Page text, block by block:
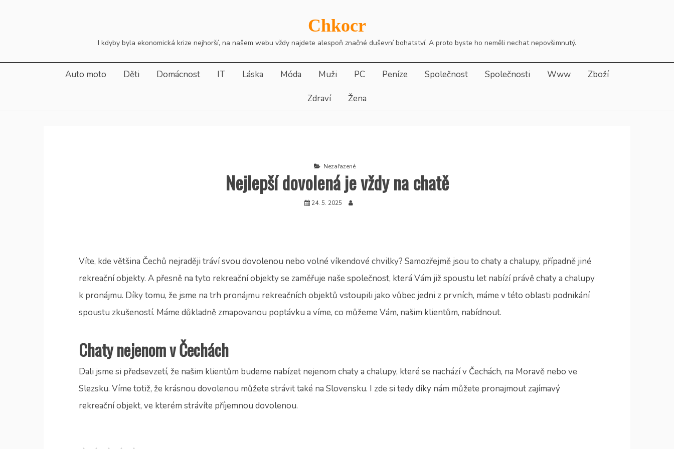
Chkocr
I kdyby byla ekonomická krize nejhorší, na našem webu vždy najdete alespoň značné duševní bohatství. A proto byste ho neměli nechat nepovšimnutý.
Auto moto Děti Domácnost IT Láska Móda Muži PC Peníze Společnost Společnosti Www Zboží
Zdraví Žena
Nezařazené
Nejlepší dovolená je vždy na chatě
24. 5. 2025
Víte, kde většina Čechů nejraději tráví svou dovolenou nebo volné víkendové chvilky? Samozřejmě jsou to chaty a chalupy, případně jiné
rekreační objekty. A přesně na tyto rekreační objekty se zaměřuje naše společnost, která Vám již spoustu let nabízí právě chaty a chalupy
k pronájmu. Díky tomu, že jsme na trh pronájmu rekreačních objektů vstoupili jako vůbec jedni z prvních, máme v této oblasti podnikání
spoustu zkušeností. Máme důkladně zmapovanou poptávku a víme, co můžeme Vám, našim klientům, nabídnout.
Chaty nejenom v Čechách
Dali jsme si předsevzetí, že našim klientům budeme nabízet nejenom chaty a chalupy, které se nachází v Čechách, na Moravě nebo ve
Slezsku. Víme totiž, že krásnou dovolenou můžete strávit také na Slovensku. I zde si tedy díky nám můžete pronajmout zajímavý
rekreační objekt, ve kterém strávíte příjemnou dovolenou.